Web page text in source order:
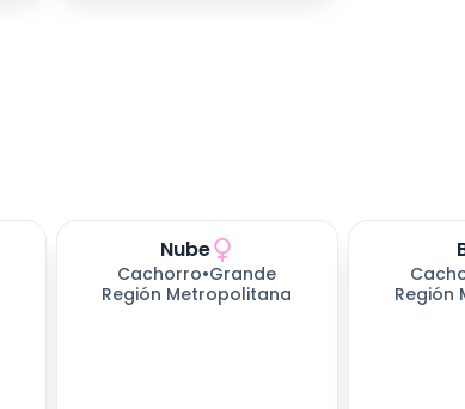
Nube
Cachorro•Grande
Región Metropolitana
Región